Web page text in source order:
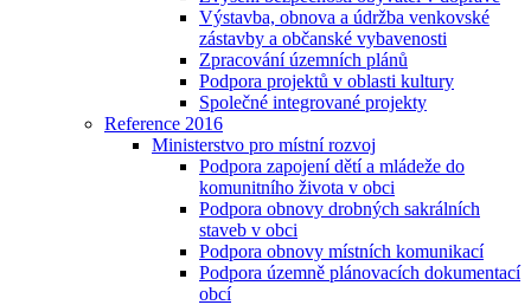
Výstavba, obnova a údržba venkovské
zástavby a občanské vybavenosti
Zpracování územních plánů
Podpora projektů v oblasti kultury
Společné integrované projekty
Reference 2016
Ministerstvo pro místní rozvoj
Podpora zapojení dětí a mládeže do
komunitního života v obci
Podpora obnovy drobných sakrálních
staveb v obci
Podpora obnovy místních komunikací
Podpora územně plánovacích dokumentací
obcí